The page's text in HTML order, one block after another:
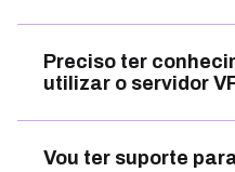
Preciso ter
utilizar o servidor
Vou ter suporte